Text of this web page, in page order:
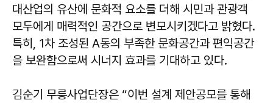
대산업의 유산에 문화적 요소를 더해 시민과 관광객
모두에게 매력적인 공간으로 변모시키겠다고 밝혔다.
특히, 1차 조성된 A동의 부족한 문화공간과 편익공간
을 보완함으로써 시너지 효과를 기대하고 있다.
김순기 무릉사업단장은 “이번 설계 제안공모를 통해